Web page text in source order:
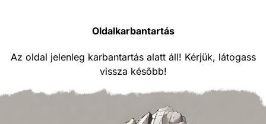
Oldalkarbantartás
Az oldal jelenleg karbantartás alatt áll! Kérjük, látogass
vissza később!